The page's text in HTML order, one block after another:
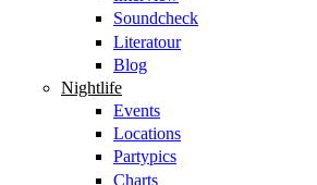
Soundcheck
Literatour
Blog
Nightlife
Events
Locations
Partypics
Charts